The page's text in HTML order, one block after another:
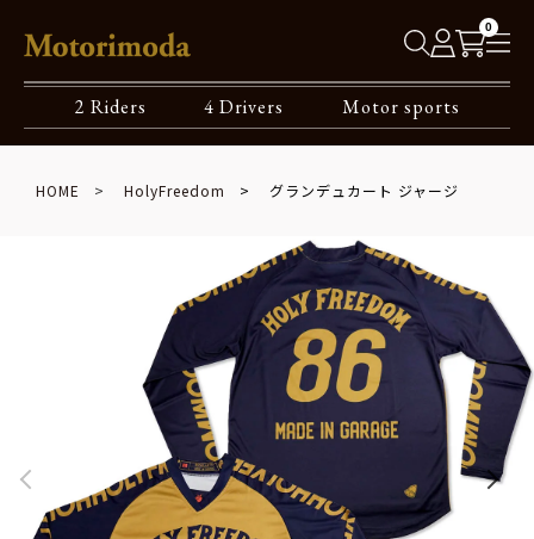
0
2 Riders 4 Drivers Motor sports
HOME HolyFreedom グランデュカート ジャージ